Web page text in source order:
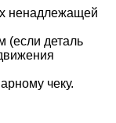
ненадлежащей
(если деталь
чеку.